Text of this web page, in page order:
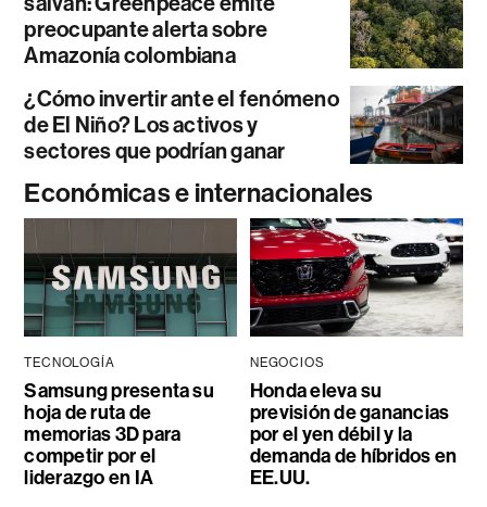
preocupante alerta sobre
Amazonía colombiana
¿Cómo invertir ante el fenómeno
de El Niño? Los activos y
sectores que podrían ganar
Económicas e internacionales
TECNOLOGÍA
Samsung presenta su
hoja de ruta de
memorias 3D para
competir por el
liderazgo en IA
NEGOCIOS
Honda eleva su
previsión de ganancias
por el yen débil y la
demanda de híbridos en
EE.UU.